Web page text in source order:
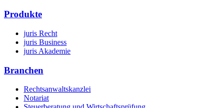
Produkte
juris Recht
juris Business
juris Akademie
Branchen
Rechtsanwaltskanzlei
Notariat